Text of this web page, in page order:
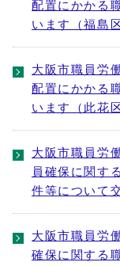
配置にかかる
います（福島区
大阪市職員労
配置にかかる
います（此花区
大阪市職員労
員確保に関す
件等について
大阪市職員労
確保に関する